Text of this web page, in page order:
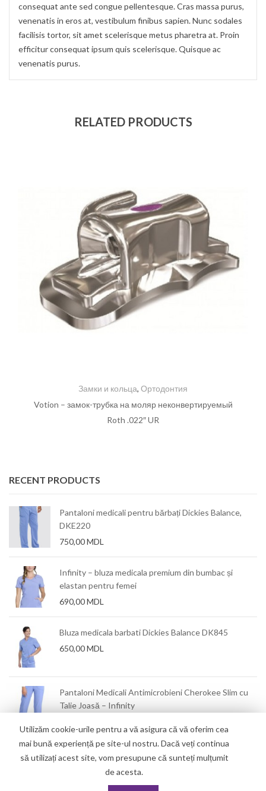
consequat ante sed congue pellentesque. Cras massa purus,
venenatis in eros at, vestibulum finibus sapien. Nunc sodales
facilisis tortor, sit amet scelerisque metus pharetra at. Proin
efficitur consequat ipsum quis scelerisque. Quisque ac
venenatis purus.
RELATED PRODUCTS
Замки и кольца, Ортодонтия
Votion – замок-трубка на моляр неконвертируемый
Roth .022″ UR
RECENT PRODUCTS
Pantaloni medicali pentru bărbați Dickies Balance,
DKE220
750,00MDL
Infinity – bluza medicala premium din bumbac și
elastan pentru femei
690,00MDL
Bluza medicala barbati Dickies Balance DK845
650,00MDL
Pantaloni Medicali Antimicrobieni Cherokee Slim cu
Talie Joasă – Infinity
Utilizăm cookie-urile pentru a vă asigura că vă oferim cea
mai bună experiență pe site-ul nostru. Dacă veți continua
să utilizați acest site, vom presupune că sunteți mulțumit
de acesta.